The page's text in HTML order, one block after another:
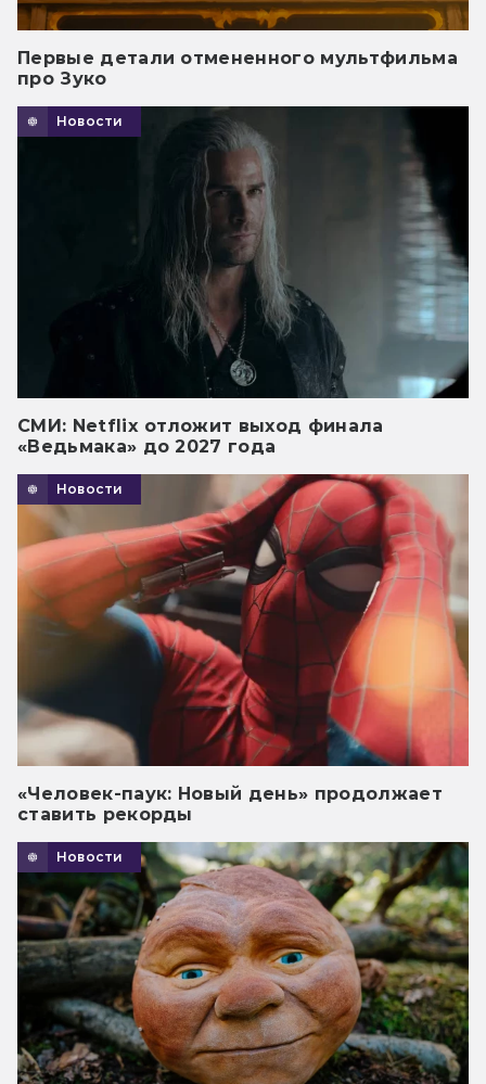
Первые детали отмененного мультфильма
про Зуко
Новости
СМИ: Netflix отложит выход финала
«Ведьмака» до 2027 года
Новости
«Человек-паук: Новый день» продолжает
ставить рекорды
Новости